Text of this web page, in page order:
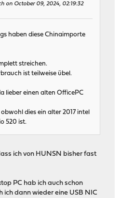
on October 09, 2024, 02:19:32
haben diese Chinaimporte
streichen.
ist teilweise übel.
lieber einen alten OfficePC
dies ein alter 2017 intel
520 ist.
ich von HUNSN bisher fast
PC hab ich auch schon
dann wieder eine USB NIC